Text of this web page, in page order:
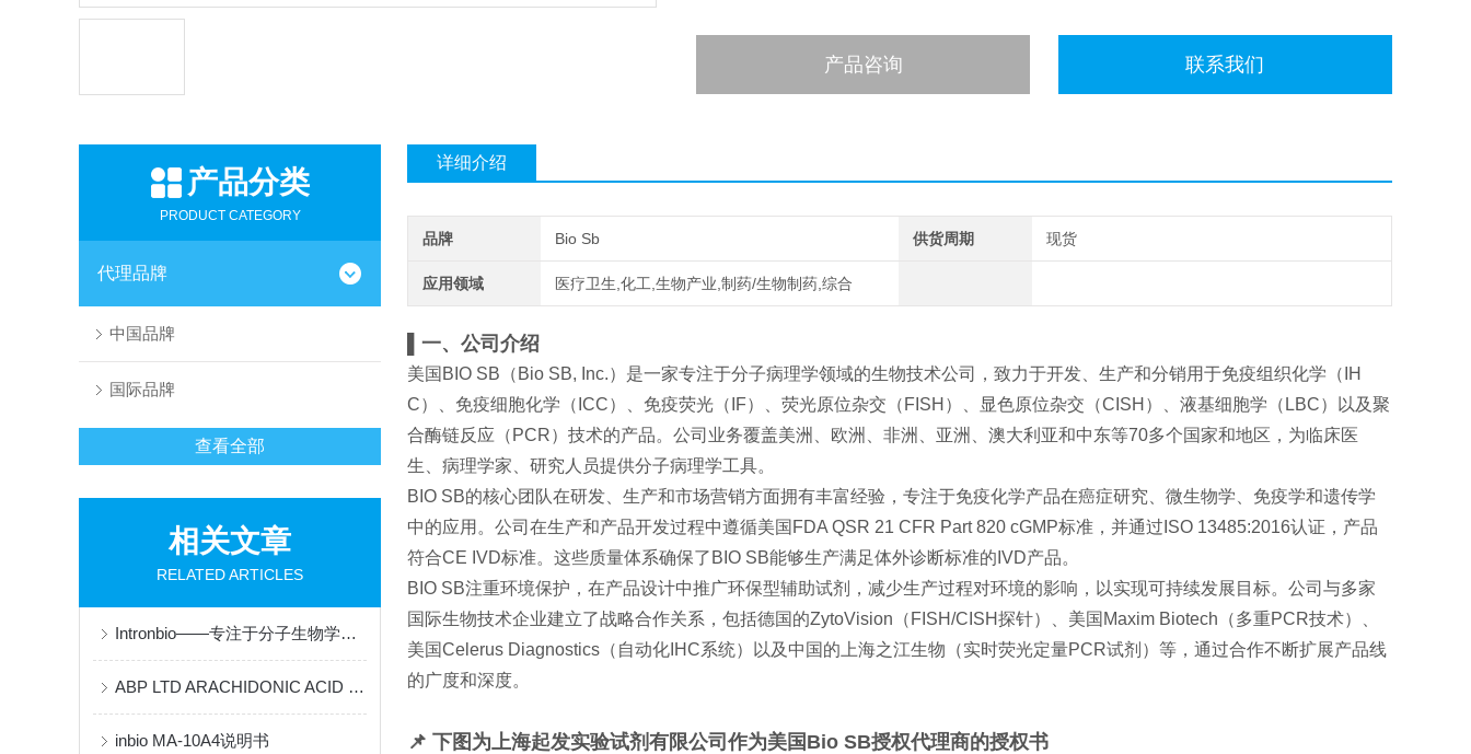
产品咨询 联系我们
产品分类
PRODUCT CATEGORY
代理品牌
中国品牌
国际品牌
查看全部
相关文章
RELATED ARTICLES
Intronbio——专注于分子生物学和诊断产品
ABP LTD ARACHIDONIC ACID 说明书
inbio MA-10A4说明书
详细介绍
品牌 Bio Sb 供货周期 现货
应用领域 医疗卫生,化工,生物产业,制药/生物制药,综合
▌一、公司介绍
美国BIO SB（Bio SB, Inc.）是一家专注于分子病理学领域的生物技术公司，致力于开发、生产和分销用于免疫组织化学（IH
C）、免疫细胞化学（ICC）、免疫荧光（IF）、荧光原位杂交（FISH）、显色原位杂交（CISH）、液基细胞学（LBC）以及聚
合酶链反应（PCR）技术的产品。公司业务覆盖美洲、欧洲、非洲、亚洲、澳大利亚和中东等70多个国家和地区，为临床医
生、病理学家、研究人员提供分子病理学工具。
BIO SB的核心团队在研发、生产和市场营销方面拥有丰富经验，专注于免疫化学产品在癌症研究、微生物学、免疫学和遗传学
中的应用。公司在生产和产品开发过程中遵循美国FDA QSR 21 CFR Part 820 cGMP标准，并通过ISO 13485:2016认证，产品
符合CE IVD标准。这些质量体系确保了BIO SB能够生产满足体外诊断标准的IVD产品。
BIO SB注重环境保护，在产品设计中推广环保型辅助试剂，减少生产过程对环境的影响，以实现可持续发展目标。公司与多家
国际生物技术企业建立了战略合作关系，包括德国的ZytoVision（FISH/CISH探针）、美国Maxim Biotech（多重PCR技术）、
美国Celerus Diagnostics（自动化IHC系统）以及中国的上海之江生物（实时荧光定量PCR试剂）等，通过合作不断扩展产品线
的广度和深度。
📌 下图为上海起发实验试剂有限公司作为美国 Bio SB授权代理商的授权书